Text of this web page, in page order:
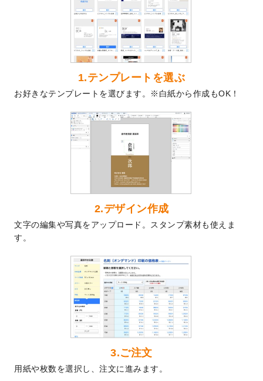
を公開いたしました。
喪中はがきのデザインテンプレート
いたしました。
2025年版1月始まりのカレンダーデザイン
テンプレート
を公開いたしました。
なりました！
プラスチックカードのデザインテンプレー
トを追加しました。
回数券のデザインテンプレート
した。
暑中見舞いのデザインテンプレート
しました。
メッセージカードのデザインテンプレート
を追加しました。
2024/6/14
エコノミータイプののぼりが作成できるよ
うになりました！
【新商品】のぼり
が作成できるようになり
ました！
DMのデザインテンプレートを追加しまし
た。
【新商品】ステッカー
なりました！
1.テンプレートを選ぶ
お好きなテンプレートを選びます。※白紙から作成もOK！
2.デザイン作成
文字の編集や写真をアップロード。スタンプ素材も使えま
す。
3.ご注文
用紙や枚数を選択し、注文に進みます。